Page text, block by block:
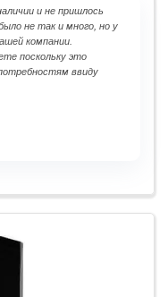
и не пришлось
не так и много, но у
компании.
поскольку это
ввиду